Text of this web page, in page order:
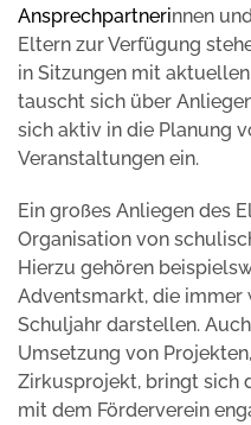
Ansprechpartnerinnen
Eltern zur Verfügung
in Sitzungen mit
tauscht sich über
sich aktiv in die Planung
Veranstaltungen ein.
Ein großes Anliegen des
Organisation von
Hierzu gehören
Adventsmarkt, die immer
Schuljahr darstellen.
Umsetzung von
Zirkusprojekt, bringt sich
mit dem Förderverein